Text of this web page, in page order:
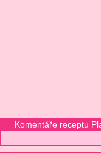
Komentáře receptu